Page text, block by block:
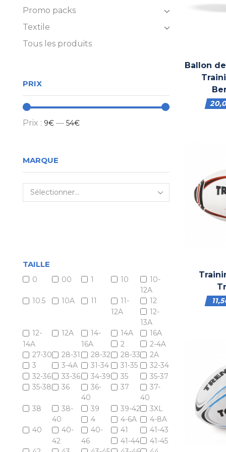
Ballon
Promo packs
Textile
Tous les produits
PRIX
Prix : 9€ — 54€
MARQUE
TAILLE
0 00 1 10
10-
12A
10.5
10A 11
11-
12A
12
12-
13A
12-
14A
12A
14-
16A
14A
16A
2
2-4A
27-30
28-31 28-32 28-33
2A
3
3-4A 31-34 31-35
32-34
32-36
33-36 34-39 35
35-37
35-38
36
36-
40
37
37-
40
38
38-
40
39 39-42
3XL
4
4-6A
4-8A
40
40-
42
40-
46
41
41-43
41-44
41-45